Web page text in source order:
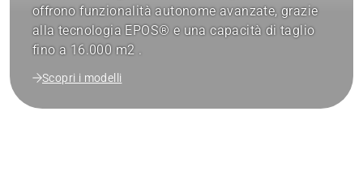
offrono funzionalità autonome avanzate, grazie
alla tecnologia EPOS® e una capacità di taglio
fino a 16.000 m2 .
Scopri i modelli